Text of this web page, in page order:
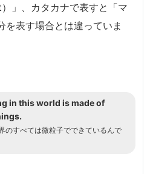
）」、カタカナで表すと「マ
を表す場合とは違っていま
in this world is made of
のすべては微粒子でできているんで